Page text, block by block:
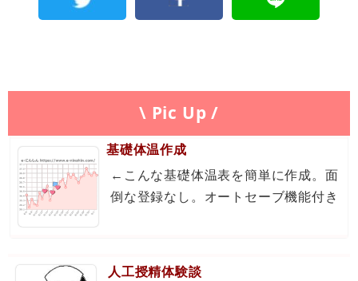
\ Pic Up /
基礎体温作成
←こんな基礎体温表を簡単に作成。面
倒な登録なし。オートセーブ機能付き
人工授精体験談